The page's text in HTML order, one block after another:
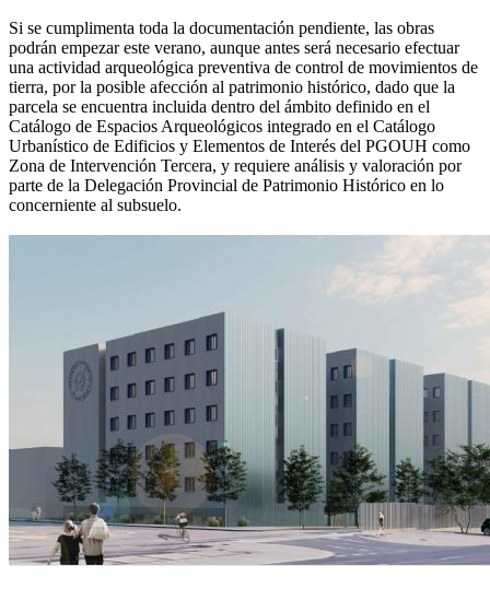
Si se cumplimenta toda la documentación pendiente, las obras
podrán empezar este verano, aunque antes será necesario efectuar
una actividad arqueológica preventiva de control de movimientos de
tierra, por la posible afección al patrimonio histórico, dado que la
parcela se encuentra incluida dentro del ámbito definido en el
Catálogo de Espacios Arqueológicos integrado en el Catálogo
Urbanístico de Edificios y Elementos de Interés del PGOUH como
Zona de Intervención Tercera, y requiere análisis y valoración por
parte de la Delegación Provincial de Patrimonio Histórico en lo
concerniente al subsuelo.